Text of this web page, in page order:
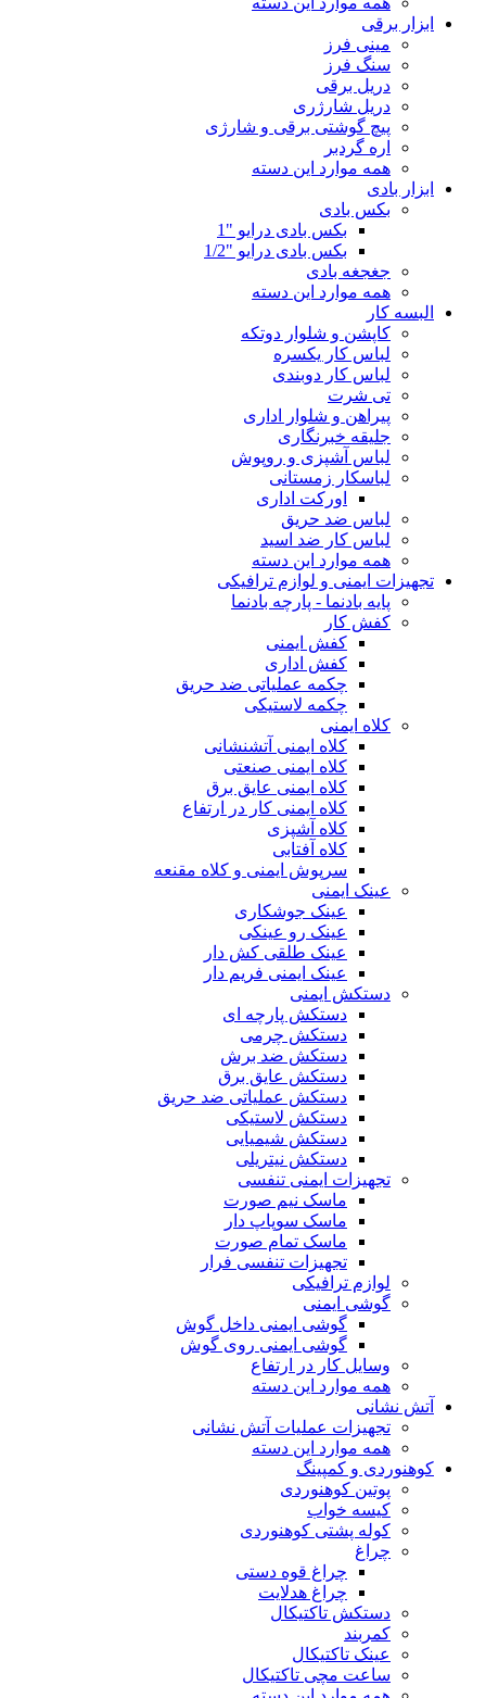
ابزار برقی
مینی فرز
سنگ فرز
دریل برقی
دریل شارژری
پیچ گوشتی برقی و شارژی
اره گردبر
همه موارد این دسته
ابزار بادی
بکس بادی
بکس بادی درایو "1
بکس بادی درایو "1/2
جغجغه بادی
همه موارد این دسته
البسه کار
کاپشن و شلوار دوتکه
لباس کار یکسره
لباس کار دوبندی
تی شرت
پیراهن و شلوار اداری
جلیقه خبرنگاری
لباس آشپزی و روپوش
لباسکار زمستانی
اورکت اداری
لباس ضد حریق
لباس کار ضد اسید
همه موارد این دسته
تجهیزات ایمنی و لوازم ترافیکی
پایه بادنما - پارچه بادنما
کفش کار
کفش ایمنی
کفش اداری
چکمه عملیاتی ضد حریق
چکمه لاستیکی
کلاه ایمنی
کلاه ایمنی آتشنشانی
کلاه ایمنی صنعتی
کلاه ایمنی عایق برق
کلاه ایمنی کار در ارتفاع
کلاه آشپزی
کلاه آفتابی
سرپوش ایمنی و کلاه مقنعه
عینک ایمنی
عینک جوشکاری
عینک رو عینکی
عینک طلقی کش دار
عینک ایمنی فریم دار
دستکش ایمنی
دستکش پارچه ای
دستکش چرمی
دستکش ضد برش
دستکش عایق برق
دستکش عملیاتی ضد حریق
دستکش لاستیکی
دستکش شیمیایی
دستکش نیتریلی
تجهیزات ایمنی تنفسی
ماسک نیم صورت
ماسک سوپاپ دار
ماسک تمام صورت
تجهیزات تنفسی فرار
لوازم ترافیکی
گوشی ایمنی
گوشی ایمنی داخل گوش
گوشی ایمنی روی گوش
وسایل کار در ارتفاع
همه موارد این دسته
آتش نشانی
تجهیزات عملیات آتش نشانی
همه موارد این دسته
کوهنوردی و کمپینگ
پوتین کوهنوردی
کیسه خواب
کوله پشتی کوهنوردی
چراغ
چراغ قوه دستی
چراغ هدلایت
دستکش تاکتیکال
کمربند
عینک تاکتیکال
ساعت مچی تاکتیکال